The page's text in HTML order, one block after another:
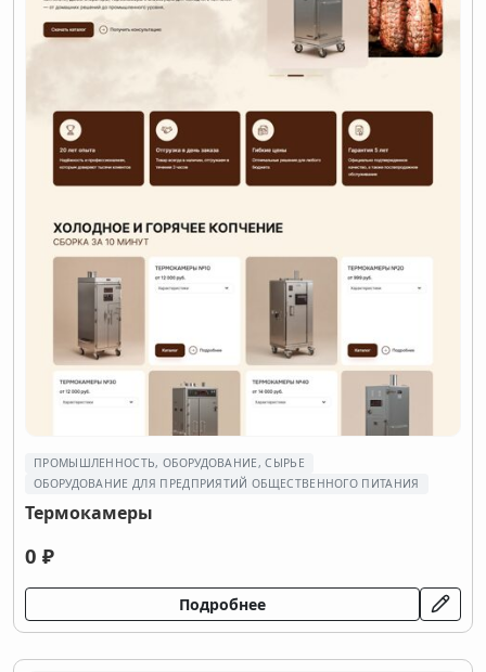
ПРОМЫШЛЕННОСТЬ, ОБОРУДОВАНИЕ, СЫРЬЕ
ОБОРУДОВАНИЕ ДЛЯ ПРЕДПРИЯТИЙ ОБЩЕСТВЕННОГО ПИТАНИЯ
Термокамеры
0 ₽
Подробнее